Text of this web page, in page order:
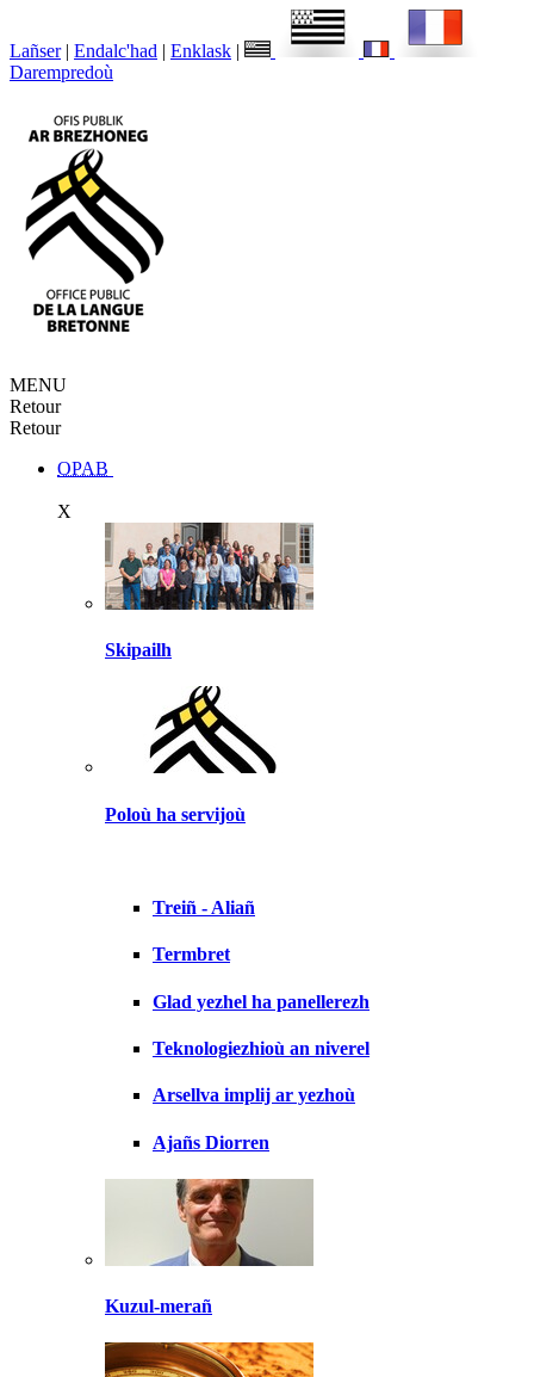
Lañser | Endalc'had | Enklask |
Darempredoù
MENU
Retour
Retour
OPAB
X
Skipailh
Poloù ha servijoù
Treiñ - Aliañ
Termbret
Glad yezhel ha panellerezh
Teknologiezhioù an niverel
Arsellva implij ar yezhoù
Ajañs Diorren
Kuzul-merañ